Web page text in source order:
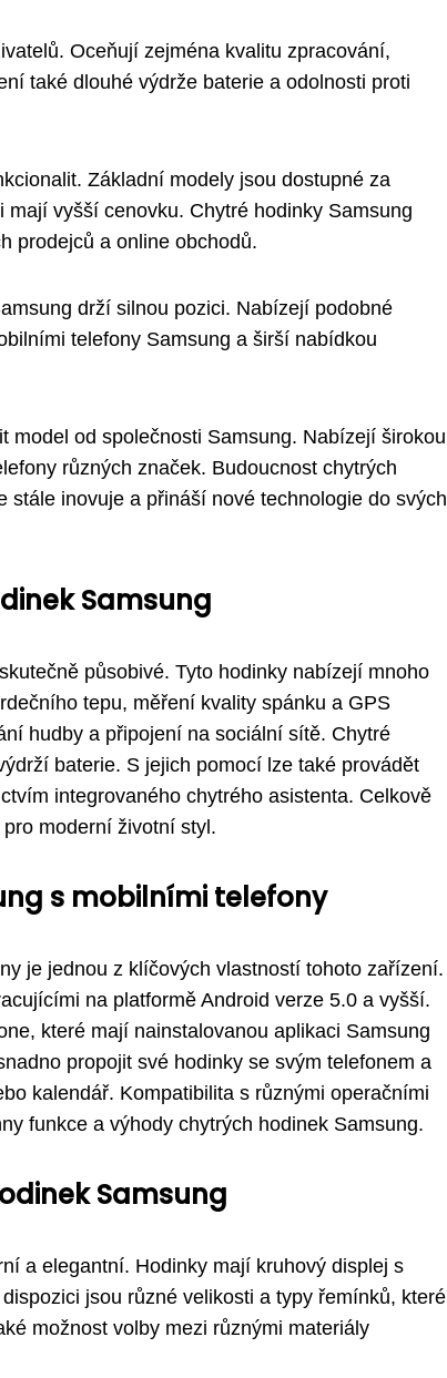
Oceňují zejména kvalitu zpracování,
také dlouhé výdrže baterie a odolnosti proti
Základní modely jsou dostupné za
vyšší cenovku. Chytré hodinky Samsung
prodejců a online obchodů.
drží silnou pozici. Nabízejí podobné
telefony Samsung a širší nabídkou
model od společnosti Samsung. Nabízejí širokou
různých značek. Budoucnost chytrých
inovuje a přináší nové technologie do svých
Samsung
působivé. Tyto hodinky nabízejí mnoho
tepu, měření kvality spánku a GPS
hudby a připojení na sociální sítě. Chytré
baterie. S jejich pomocí lze také provádět
integrovaného chytrého asistenta. Celkově
moderní životní styl.
s mobilními telefony
je jednou z klíčových vlastností tohoto zařízení.
na platformě Android verze 5.0 a vyšší.
které mají nainstalovanou aplikaci Samsung
propojit své hodinky se svým telefonem a
kalendář. Kompatibilita s různými operačními
funkce a výhody chytrých hodinek Samsung.
Samsung
a elegantní. Hodinky mají kruhový displej s
jsou různé velikosti a typy řemínků, které
možnost volby mezi různými materiály